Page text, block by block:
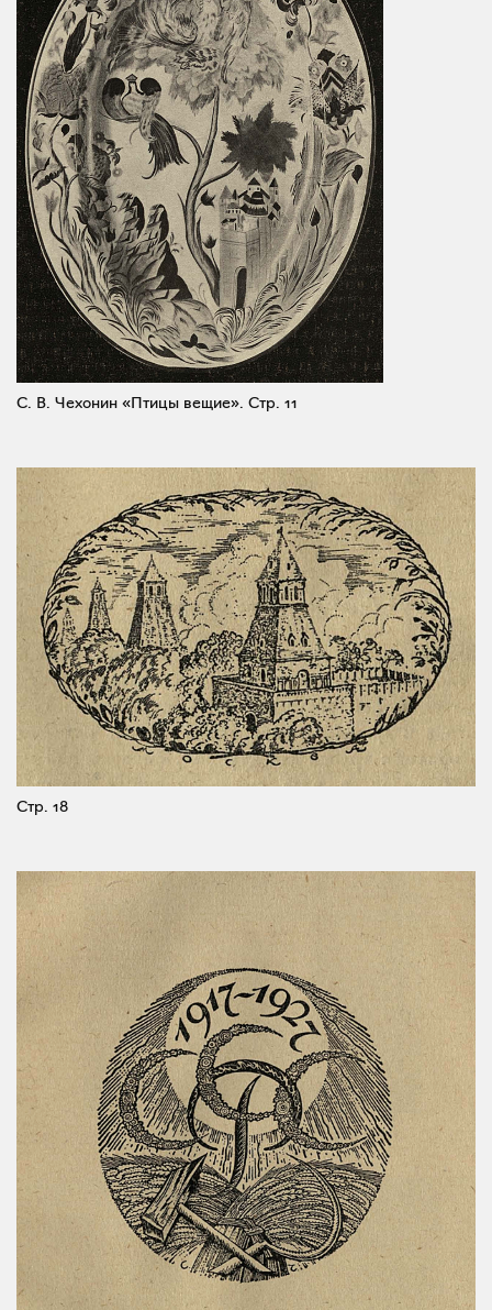
С. В. Чехонин «Птицы вещие». Стр. 11
Стр. 18